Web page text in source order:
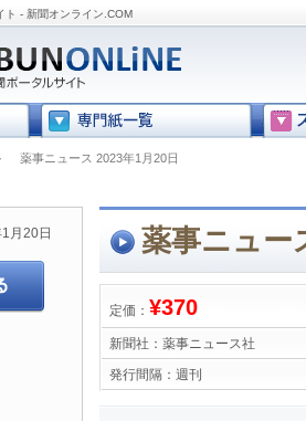
ト - 新聞オンライン.COM
薬事ニュース 2023年1月20日
薬事ニュー
定価： ¥370
新聞社： 薬事ニュース社
発行間隔： 週刊